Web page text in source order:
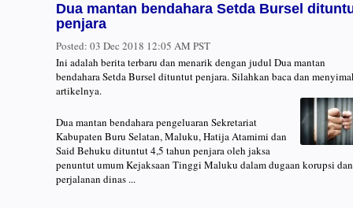
Dua mantan bendahara Setda Bursel
penjara
Posted: 03 Dec 2018 12:05 AM PST
Ini adalah berita terbaru dan menarik dengan judul Dua mantan
bendahara Setda Bursel dituntut penjara. Silahkan baca dan
artikelnya.
Dua mantan bendahara pengeluaran Sekretariat
Kabupaten Buru Selatan, Maluku, Hatija Atamimi dan
Said Behuku dituntut 4,5 tahun penjara oleh jaksa
penuntut umum Kejaksaan Tinggi Maluku dalam dugaan korupsi
perjalanan dinas ...